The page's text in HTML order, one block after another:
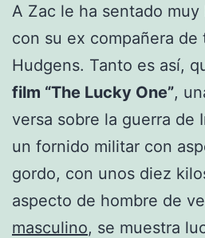
A Zac le ha sentado
con su ex compañera de
Hudgens. Tanto es así,
film “The Lucky One”,
versa sobre la guerra de
un fornido militar con
gordo, con unos diez
aspecto de hombre de
masculino, se muestra